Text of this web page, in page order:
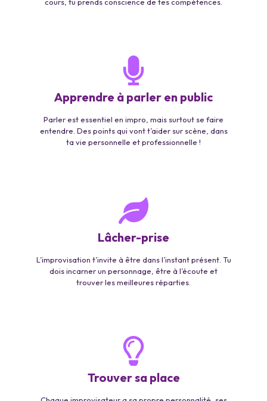
Apprendre à parler en public
Parler est essentiel en impro, mais surtout se faire
entendre. Des points qui vont t’aider sur scène, dans
ta vie personnelle et professionnelle !
Lâcher-prise
L’improvisation t’invite à être dans l’instant présent. Tu
dois incarner un personnage, être à l’écoute et
trouver les meilleures réparties.
Trouver sa place